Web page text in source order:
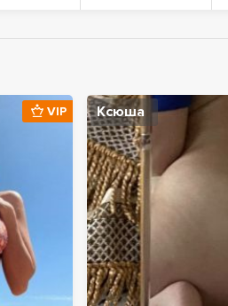
VIP Ксюша